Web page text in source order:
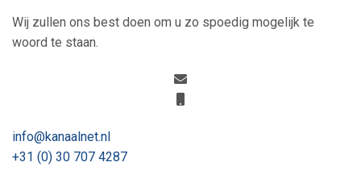
Wij zullen ons best doen om u zo spoedig mogelijk te
woord te staan.
info@kanaalnet.nl
+31 (0) 30 707 4287